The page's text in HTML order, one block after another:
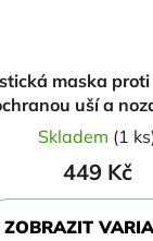
maska
uší a
Comfort,
Skladem (1
449 Kč
ZOBRAZIT